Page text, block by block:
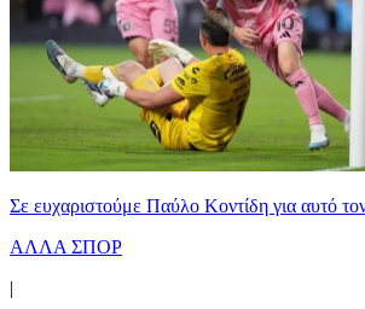
Σε ευχαριστούμε Παύλο Κοντίδη για αυτό
ΑΛΛΑ ΣΠΟΡ
|